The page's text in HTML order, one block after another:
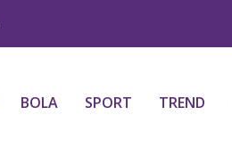
BOLA SPORT TREND